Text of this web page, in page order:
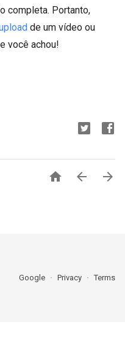
completa. Portanto,
de um vídeo ou
você achou!
  
Google Privacy Terms